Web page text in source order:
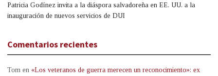
Patricia Godínez invita a la diáspora salvadoreña en EE. UU. a la
inauguración de nuevos servicios de DUI
Comentarios recientes
Tom en «Los veteranos de guerra merecen un reconocimiento»: ex